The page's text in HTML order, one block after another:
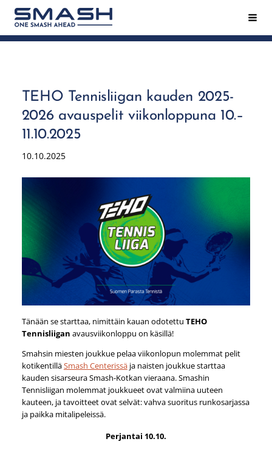
Siirry
sivun
sisältöön
Smash ry - Suomen suurin mailapeliseura
TEHO Tennisliigan kauden 2025-
2026 avauspelit viikonloppuna 10.–
11.10.2025
10.10.2025
Tänään se starttaa, nimittäin kauan odotettu TEHO
Tennisliigan avausviikonloppu on käsillä!
Smahsin miesten joukkue pelaa viikonlopun molemmat pelit
kotikentilläSmash Centerissäja naisten joukkue starttaa
kauden sisarseura Smash-Kotkan vieraana. Smashin
Tennisliigan molemmat joukkueet ovat valmiina uuteen
kauteen, ja tavoitteet ovat selvät: vahva suoritus runkosarjassa
ja paikka mitalipeleissä.
Perjantai 10.10.